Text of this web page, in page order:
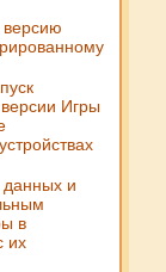
Игры
данных и
в
их